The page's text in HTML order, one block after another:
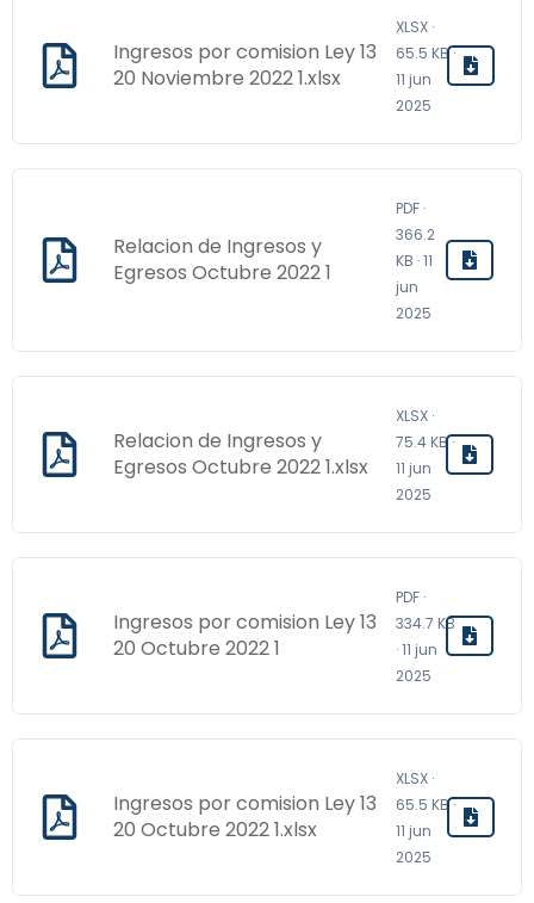
Ingresos por comision Ley 13
20 Noviembre 2022 1.xlsx
XLSX ·
65.5 KB ·
11 jun
2025
Relacion de Ingresos y
Egresos Octubre 2022 1
PDF ·
366.2
KB · 11
jun
2025
Relacion de Ingresos y
Egresos Octubre 2022 1.xlsx
XLSX ·
75.4 KB ·
11 jun
2025
Ingresos por comision Ley 13
20 Octubre 2022 1
PDF ·
334.7 KB
· 11 jun
2025
Ingresos por comision Ley 13
20 Octubre 2022 1.xlsx
XLSX ·
65.5 KB ·
11 jun
2025